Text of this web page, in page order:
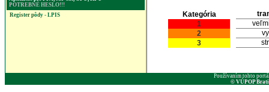
POTREBNÉ HESLO!!!
Register pôdy - LPIS
Kategória
1
2
3
Používaním tohto
© VÚPOP